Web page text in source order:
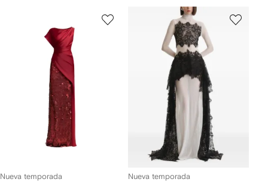
Nueva temporada Nueva temporada